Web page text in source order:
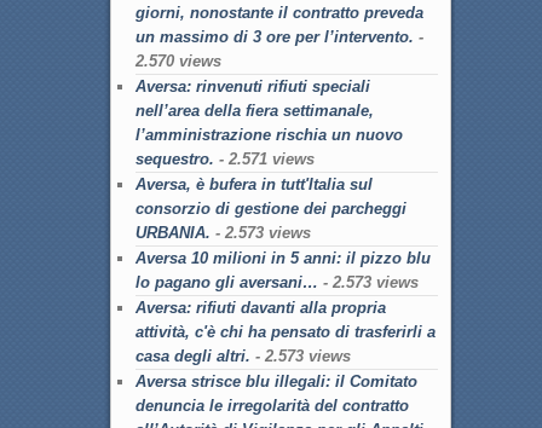
giorni, nonostante il contratto preveda
un massimo di 3 ore per l’intervento. -
2.570 views
Aversa: rinvenuti rifiuti speciali
nell’area della fiera settimanale,
l’amministrazione rischia un nuovo
sequestro. - 2.571 views
Aversa, è bufera in tutt'Italia sul
consorzio di gestione dei parcheggi
URBANIA. - 2.573 views
Aversa 10 milioni in 5 anni: il pizzo blu
lo pagano gli aversani… - 2.573 views
Aversa: rifiuti davanti alla propria
attività, c'è chi ha pensato di trasferirli a
casa degli altri. - 2.573 views
Aversa strisce blu illegali: il Comitato
denuncia le irregolarità del contratto